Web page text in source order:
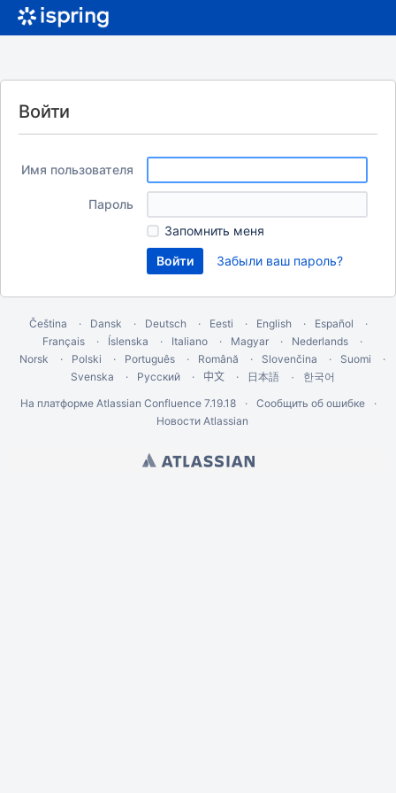
Войти
Имя пользователя
Пароль
Запомнить меня
Забыли ваш пароль?
Čeština Dansk Deutsch Eesti English
Español
Français
Íslenska Italiano Magyar
Nederlands
Norsk
Polski Português Română Slovenčina
Suomi
Svenska
Русский 中文 日本語
한국어
На платформе Atlassian Confluence 7.19.18
Сообщить об ошибке
Новости Atlassian